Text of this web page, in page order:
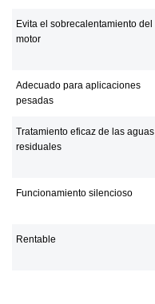
Evita el sobrecalentamiento del
motor
Adecuado para aplicaciones
pesadas
Tratamiento eficaz de las aguas
residuales
Funcionamiento silencioso
Rentable